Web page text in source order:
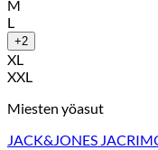
M
L
+2
XL
XXL
Miesten yöasut
JACK&JONES